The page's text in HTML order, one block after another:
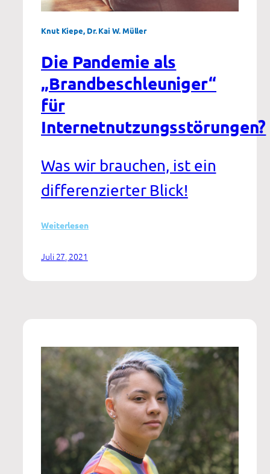
Knut Kiepe, Dr. Kai W. Müller
Die Pandemie als
„Brandbeschleuniger“
für
Internetnutzungsstörungen?
Was wir brauchen, ist ein
differenzierter Blick!
Weiterlesen:
als
Juli 27, 2021